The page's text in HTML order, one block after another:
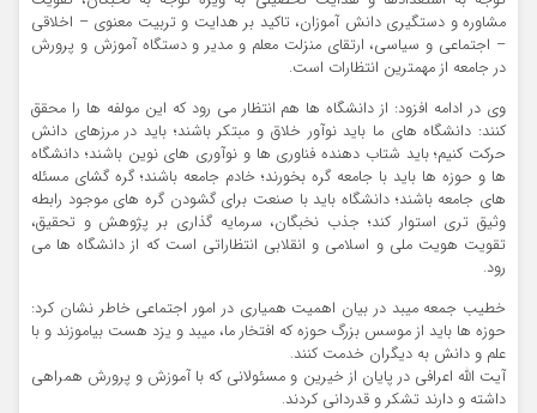
مشاوره و دستگیری دانش آموزان، تاکید بر هدایت و تربیت معنوی – اخلاقی
– اجتماعی و سیاسی، ارتقای منزلت معلم و مدیر و دستگاه آموزش و پرورش
در جامعه از مهمترین انتظارات است.
وی در ادامه افزود: از دانشگاه ها هم انتظار می رود که این مولفه ها را محقق
کنند: دانشگاه های ما باید نوآور خلاق و مبتکر باشند؛ باید در مرزهای دانش
حرکت کنیم؛ باید شتاب دهنده فناوری ها و نوآوری های نوین باشند؛ دانشگاه
ها و حوزه ها باید با جامعه گره بخورند؛ خادم جامعه باشند؛ گره گشای مسئله
های جامعه باشند؛ دانشگاه باید با صنعت برای گشودن گره های موجود رابطه
وثیق تری استوار کند؛ جذب نخبگان، سرمایه گذاری بر پژوهش و تحقیق،
تقویت هویت ملی و اسلامی و انقلابی انتظاراتی است که از دانشگاه ها می
رود.
خطیب جمعه میبد در بیان اهمیت همیاری در امور اجتماعی خاطر نشان کرد:
حوزه ها باید از موسس بزرگ حوزه که افتخار ما، میبد و یزد هست بیاموزند و با
علم و دانش به دیگران خدمت کنند.
آیت الله اعرافی در پایان از خیرین و مسئولانی که با آموزش و پرورش همراهی
داشته و دارند تشکر و قدردانی کردند.